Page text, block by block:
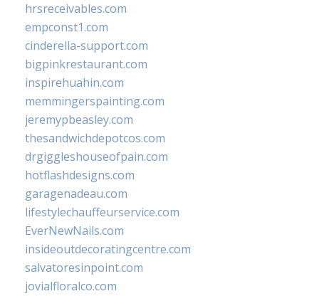
hrsreceivables.com
empconst1.com
cinderella-support.com
bigpinkrestaurant.com
inspirehuahin.com
memmingerspainting.com
jeremypbeasley.com
thesandwichdepotcos.com
drgiggleshouseofpain.com
hotflashdesigns.com
garagenadeau.com
lifestylechauffeurservice.com
EverNewNails.com
insideoutdecoratingcentre.com
salvatoresinpoint.com
jovialfloralco.com